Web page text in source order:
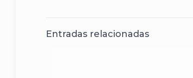
Entradas relacionadas